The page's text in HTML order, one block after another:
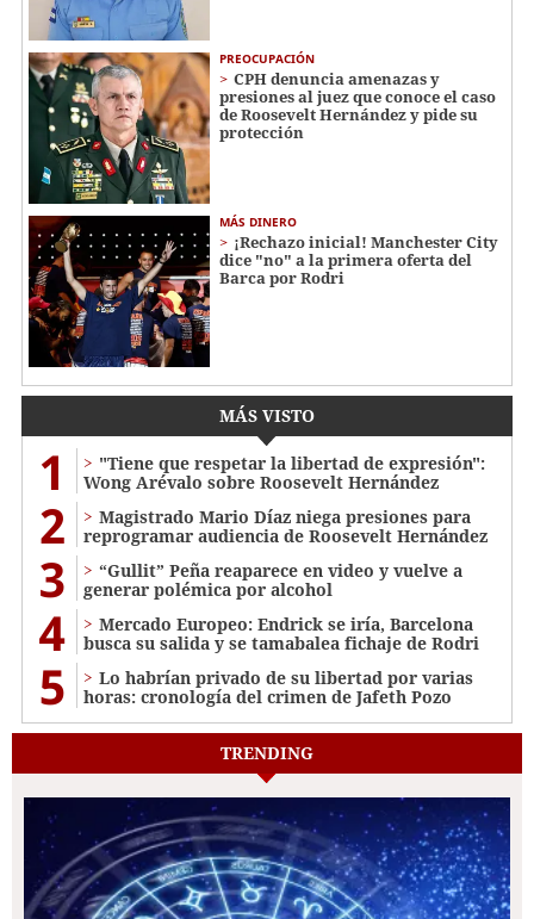
PREOCUPACIÓN
CPH denuncia amenazas y
presiones al juez que conoce el caso
de Roosevelt Hernández y pide su
protección
MÁS DINERO
¡Rechazo inicial! Manchester City
dice "no" a la primera oferta del
Barca por Rodri
MÁS VISTO
1
"Tiene que respetar la libertad de expresión":
Wong Arévalo sobre Roosevelt Hernández
2
Magistrado Mario Díaz niega presiones para
reprogramar audiencia de Roosevelt Hernández
3
“Gullit” Peña reaparece en video y vuelve a
generar polémica por alcohol
4
Mercado Europeo: Endrick se iría, Barcelona
busca su salida y se tamabalea fichaje de Rodri
5
Lo habrían privado de su libertad por varias
horas: cronología del crimen de Jafeth Pozo
TRENDING